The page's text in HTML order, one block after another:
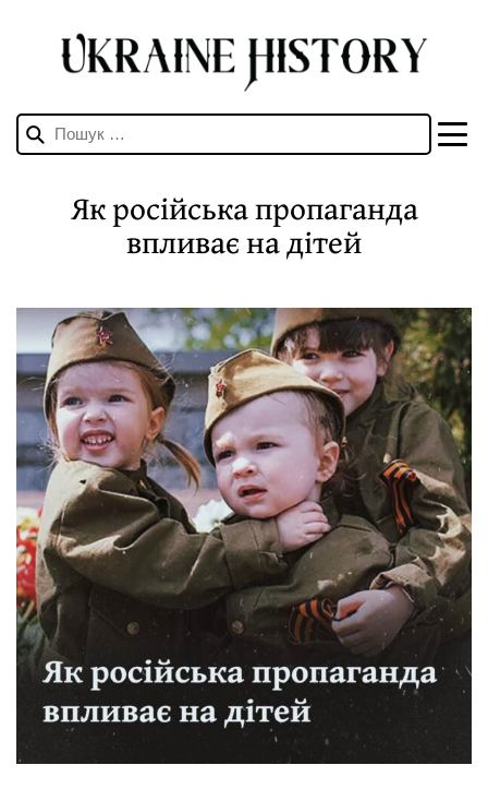
Пошук:
Як російська пропаганда
впливає на дітей